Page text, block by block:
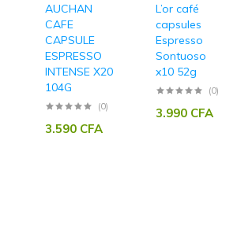
AUCHAN
CAFE
CAPSULE
ESPRESSO
INTENSE X20
104G
(0)
3.590 CFA
L’or café
capsules
Espresso
Sontuoso
x10 52g
(0)
3.990 CFA